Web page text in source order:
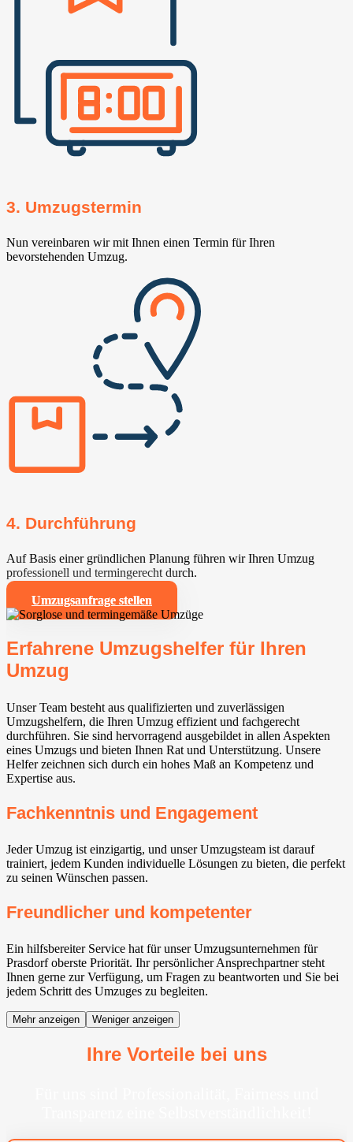
3. Umzugstermin
Nun vereinbaren wir mit Ihnen einen Termin für Ihren
bevorstehenden Umzug.
4. Durchführung
Auf Basis einer gründlichen Planung führen wir Ihren Umzug
professionell und termingerecht durch.
Umzugsanfrage stellen
Erfahrene Umzugshelfer für Ihren
Umzug
Unser Team besteht aus qualifizierten und zuverlässigen
Umzugshelfern, die Ihren Umzug effizient und fachgerecht
durchführen. Sie sind hervorragend ausgebildet in allen Aspekten
eines Umzugs und bieten Ihnen Rat und Unterstützung. Unsere
Helfer zeichnen sich durch ein hohes Maß an Kompetenz und
Expertise aus.
Fachkenntnis und Engagement
Jeder Umzug ist einzigartig, und unser Umzugsteam ist darauf
trainiert, jedem Kunden individuelle Lösungen zu bieten, die perfekt
zu seinen Wünschen passen.
Freundlicher und kompetenter
Ein hilfsbereiter Service hat für unser Umzugsunternehmen für
Prasdorf oberste Priorität. Ihr persönlicher Ansprechpartner steht
Ihnen gerne zur Verfügung, um Fragen zu beantworten und Sie bei
jedem Schritt des Umzuges zu begleiten.
Mehr anzeigen Weniger anzeigen
Ihre Vorteile bei uns